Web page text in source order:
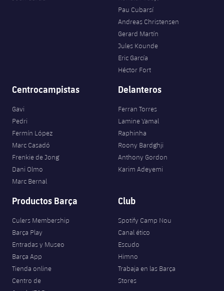
Femenino
Baloncesto en silla de ruedas
Jugadores
Resultados
Clasificaciones
Calendario
Resultados
Clasificaciones
Hockey Hierba Masculino
Hockey Hierba Femenino
Patinaje artístico
plusicon
más
Actualidad
Plantilla
Agenda
Escuela de Patinaje
Rugby
plusicon
más
Actualidad
Jugadores
Calendario
Resultados
Noticias
Voleibol masculino
Apúntate a las amateurs
plusicon
más
Apúntate a las amateurs
PLUSICON
MÁS
Pau Cubarsí
Andreas Christensen
Gerard Martín
Jules Kounde
Eric García
Héctor Fort
Centrocampistas
Gavi
Pedri
Fermín López
Marc Casadó
Frenkie de Jong
Dani Olmo
Marc Bernal
Delanteros
Ferran Torres
Lamine Yamal
Raphinha
Roony Bardghji
Anthony Gordon
Karim Adeyemi
Productos Barça
Culers Membership
Barça Play
Entradas y Museo
Barça App
Tienda online
Centro de
Club
Spotify Camp Nou
Canal ético
Escudo
Himno
Trabaja en las Barça
Stores